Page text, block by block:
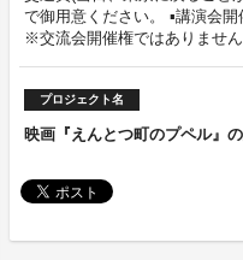
で御用意ください。 ▪️講演会開
※交流会開催権ではありません
プロジェクト名
映画『えんとつ町のプペル』